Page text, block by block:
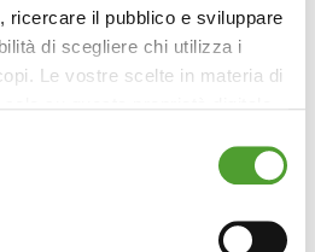
ricercare il pubblico e sviluppare
di scegliere chi utilizza i
Le vostre scelte in materia di
consenso in qualsiasi
sui cookie o facendo clic